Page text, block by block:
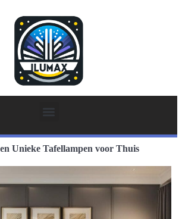
Unieke Tafellampen voor Thuis